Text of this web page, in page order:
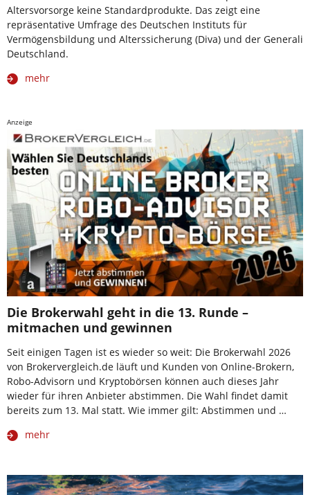
Altersvorsorge keine Standardprodukte. Das zeigt eine
repräsentative Umfrage des Deutschen Instituts für
Vermögensbildung und Alterssicherung (Diva) und der Generali
Deutschland.
mehr
Anzeige
Die Brokerwahl geht in die 13. Runde –
mitmachen und gewinnen
Seit einigen Tagen ist es wieder so weit: Die Brokerwahl 2026
von Brokervergleich.de läuft und Kunden von Online-Brokern,
Robo-Advisorn und Kryptobörsen können auch dieses Jahr
wieder für ihren Anbieter abstimmen. Die Wahl findet damit
bereits zum 13. Mal statt. Wie immer gilt: Abstimmen und …
mehr